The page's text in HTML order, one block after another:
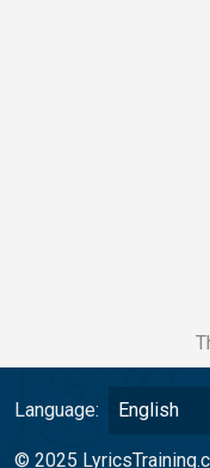
Language: English
© 2025